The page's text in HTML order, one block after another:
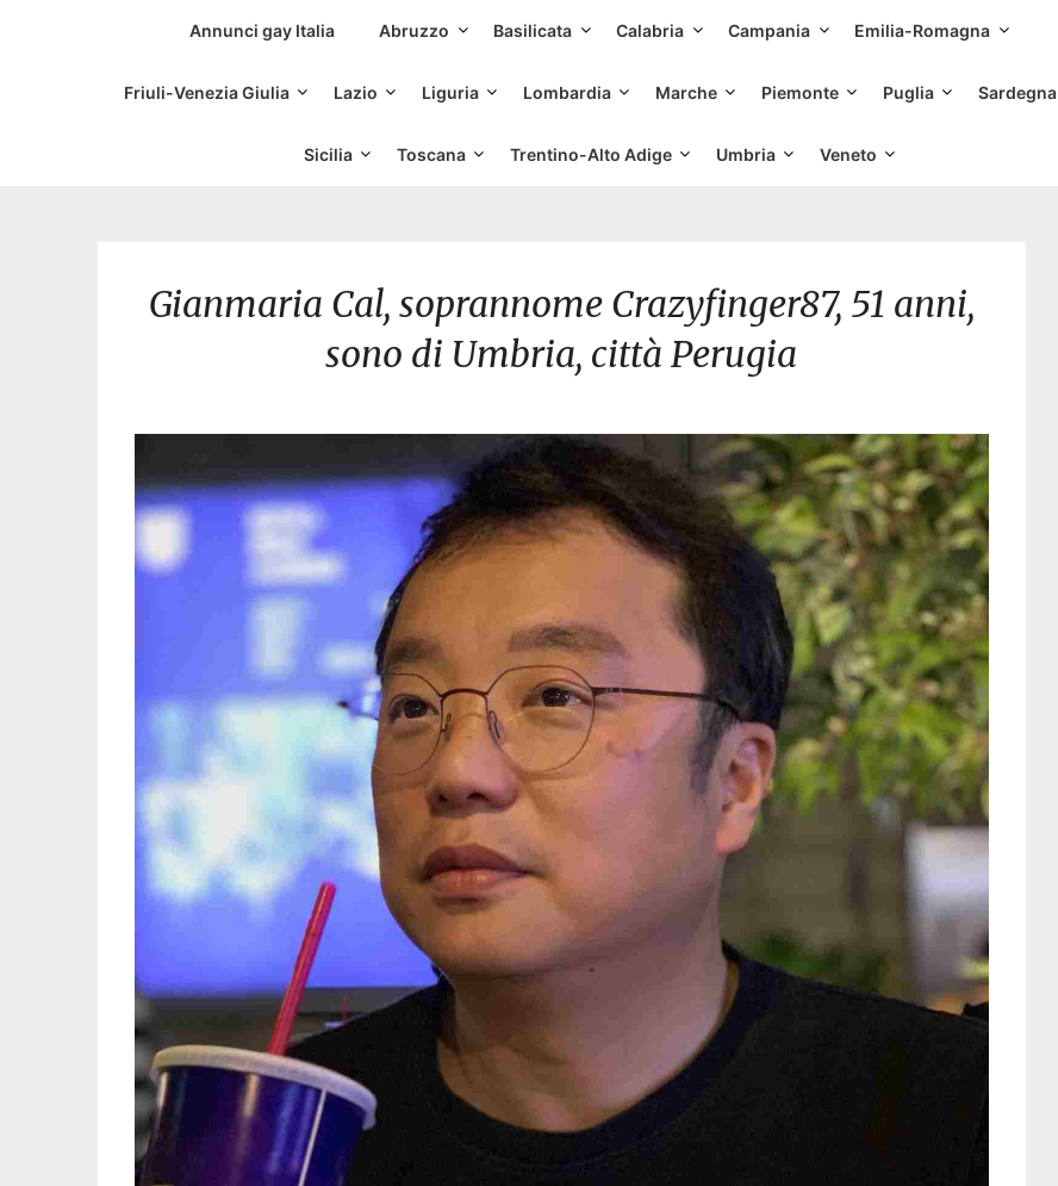
Siti Incontri Gay
Annunci gay Italia Abruzzo Basilicata Calabria Campania Emilia-Romagna
Friuli-Venezia Giulia Lazio Liguria Lombardia Marche Piemonte Puglia Sardegna
Sicilia Toscana Trentino-Alto Adige Umbria Veneto
Gianmaria Cal, soprannome Crazyfinger87, 51 anni,
sono di Umbria, città Perugia